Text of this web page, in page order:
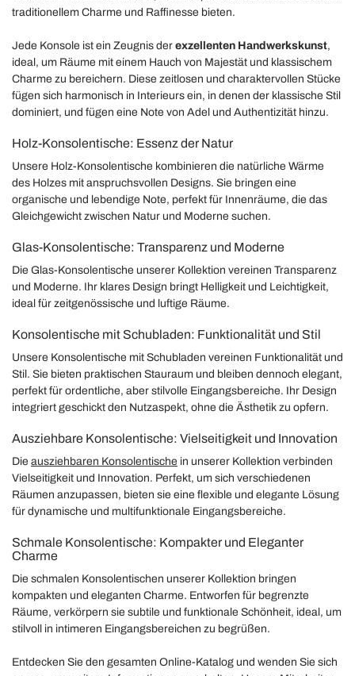
traditionellem Charme und Raffinesse bieten.
Jede Konsole ist ein Zeugnis der exzellenten Handwerkskunst,
ideal, um Räume mit einem Hauch von Majestät und klassischem
Charme zu bereichern. Diese zeitlosen und charaktervollen Stücke
fügen sich harmonisch in Interieurs ein, in denen der klassische Stil
dominiert, und fügen eine Note von Adel und Authentizität hinzu.
Holz-Konsolentische: Essenz der Natur
Unsere Holz-Konsolentische kombinieren die natürliche Wärme
des Holzes mit anspruchsvollen Designs. Sie bringen eine
organische und lebendige Note, perfekt für Innenräume, die das
Gleichgewicht zwischen Natur und Moderne suchen.
Glas-Konsolentische: Transparenz und Moderne
Die Glas-Konsolentische unserer Kollektion vereinen Transparenz
und Moderne. Ihr klares Design bringt Helligkeit und Leichtigkeit,
ideal für zeitgenössische und luftige Räume.
Konsolentische mit Schubladen: Funktionalität und Stil
Unsere Konsolentische mit Schubladen vereinen Funktionalität und
Stil. Sie bieten praktischen Stauraum und bleiben dennoch elegant,
perfekt für ordentliche, aber stilvolle Eingangsbereiche. Ihr Design
integriert geschickt den Nutzaspekt, ohne die Ästhetik zu opfern.
Ausziehbare Konsolentische: Vielseitigkeit und Innovation
Die ausziehbaren Konsolentische in unserer Kollektion verbinden
Vielseitigkeit und Innovation. Perfekt, um sich verschiedenen
Räumen anzupassen, bieten sie eine flexible und elegante Lösung
für dynamische und multifunktionale Eingangsbereiche.
Schmale Konsolentische: Kompakter und Eleganter
Charme
Die schmalen Konsolentischen unserer Kollektion bringen
kompakten und eleganten Charme. Entworfen für begrenzte
Räume, verkörpern sie subtile und funktionale Schönheit, ideal, um
stilvoll in intimeren Eingangsbereichen zu begrüßen.
Entdecken Sie den gesamten Online-Katalog und wenden Sie sich